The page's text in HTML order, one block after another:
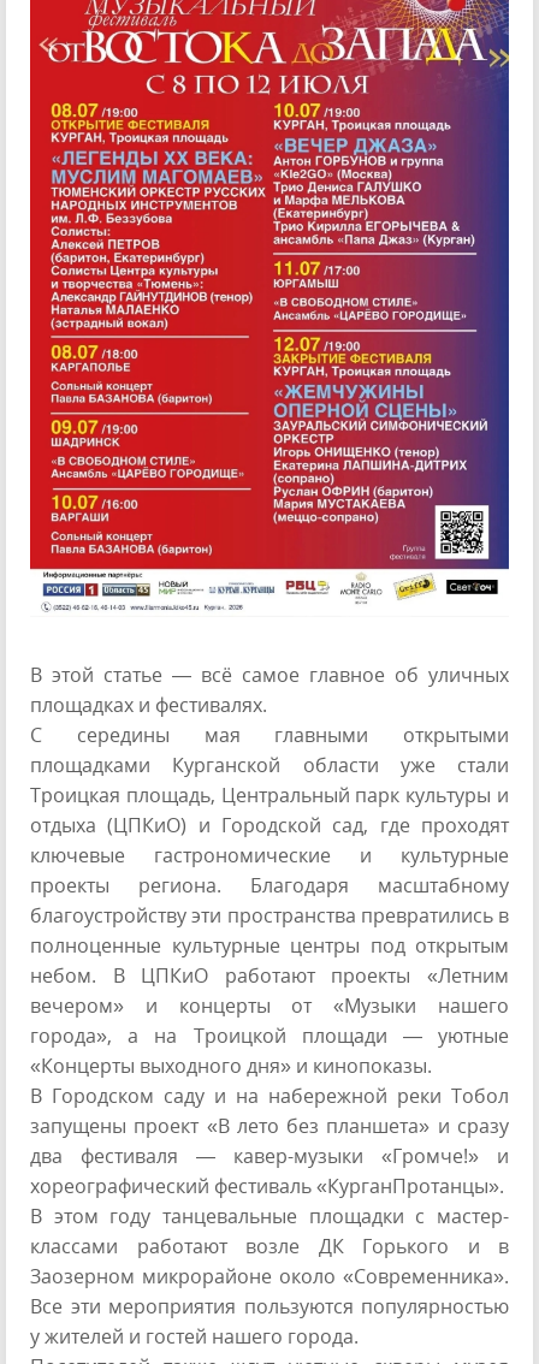
В этой статье — всё самое главное об уличных
площадках и фестивалях.
С середины мая главными открытыми
площадками Курганской области уже стали
Троицкая площадь, Центральный парк культуры и
отдыха (ЦПКиО) и Городской сад, где проходят
ключевые гастрономические и культурные
проекты региона. Благодаря масштабному
благоустройству эти пространства превратились в
полноценные культурные центры под открытым
небом. В ЦПКиО работают проекты «Летним
вечером» и концерты от «Музыки нашего
города», а на Троицкой площади — уютные
«Концерты выходного дня» и кинопоказы.
В Городском саду и на набережной реки Тобол
запущены проект «В лето без планшета» и сразу
два фестиваля — кавер-музыки «Громче!» и
хореографический фестиваль «КурганПротанцы».
В этом году танцевальные площадки с мастер-
классами работают возле ДК Горького и в
Заозерном микрорайоне около «Современника».
Все эти мероприятия пользуются популярностью
у жителей и гостей нашего города.